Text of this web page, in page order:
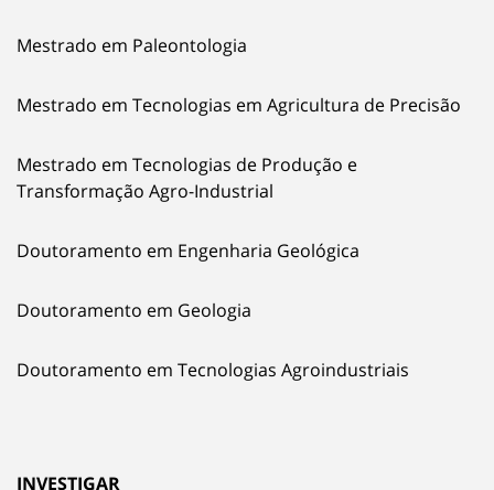
Mestrado em Paleontologia
Mestrado em Tecnologias em Agricultura de Precisão
Mestrado em Tecnologias de Produção e
Transformação Agro-Industrial
Doutoramento em Engenharia Geológica
Doutoramento em Geologia
Doutoramento em Tecnologias Agroindustriais
INVESTIGAR